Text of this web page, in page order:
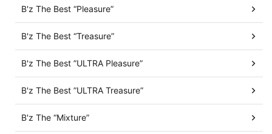
B'z The Best “Pleasure”
B'z The Best “Treasure”
B'z The Best ”ULTRA Pleasure”
B'z The Best ”ULTRA Treasure”
B'z The “Mixture”